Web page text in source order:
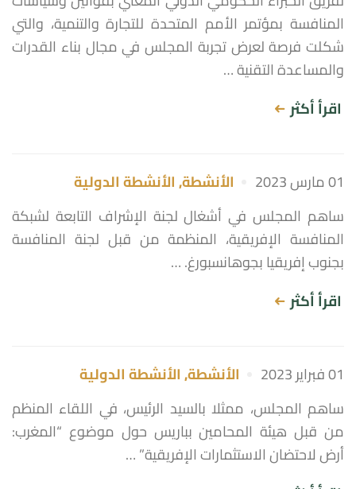
المنافسة بمؤتمر الأمم المتحدة للتجارة والتنمية، والتي
شكلت فرصة لعرض تجربة المجلس في مجال بناء القدرات
والمساعدة التقنية …
اقرأ أكثر
01 مارس 2023 الأنشطة,الأنشطة الدولية
ساهم المجلس في أشغال لجنة الإشراف التابعة لشبكة
المنافسة الإفريقية، المنظمة من قبل لجنة المنافسة
بجنوب إفريقيا بجوهانسبورغ. …
اقرأ أكثر
01 فبراير 2023 الأنشطة,الأنشطة الدولية
ساهم المجلس، ممثلا بالسيد الرئيس، في اللقاء المنظم
من قبل هيئة المحامين بباريس حول موضوع “المغرب:
أرض لاحتضان الاستثمارات الإفريقية” …